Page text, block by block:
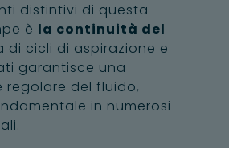
distintivi di questa
è la continuità del
di cicli di aspirazione e
garantisce una
regolare del fluido,
in numerosi